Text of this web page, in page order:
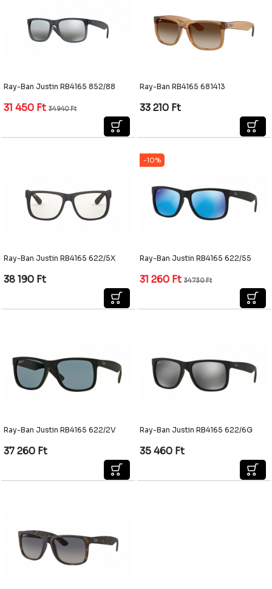
Ray-Ban Justin RB4165 852/88
31 450 Ft 34 940Ft
Ray-Ban RB4165 681413
33 210 Ft
Ray-Ban Justin RB4165 622/5X
38 190 Ft
-10%
Ray-Ban Justin RB4165 622/55
31 260 Ft 34 730Ft
Ray-Ban Justin RB4165 622/2V
37 260 Ft
Ray-Ban Justin RB4165 622/6G
35 460 Ft